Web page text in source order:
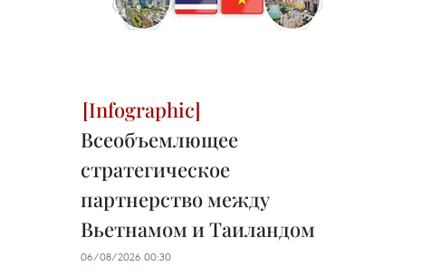
Всеобъемлющее
стратегическое
партнерство между
Вьетнамом и Таиландом
06/08/2026 00:30